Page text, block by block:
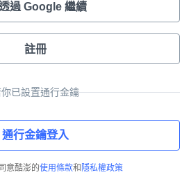
過 Google 繼續
註冊
已設置通行金鑰
通行金鑰登入
意酷澎的使用條款和 隱私權政策